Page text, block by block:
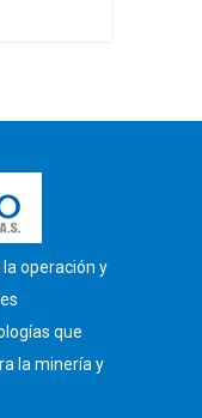
operación y
que
la minería y